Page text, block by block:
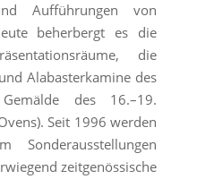
Aufführungen von
beherbergt es die
die
Alabasterkamine des
des 16.–19.
Seit 1996 werden
zeitgenössische